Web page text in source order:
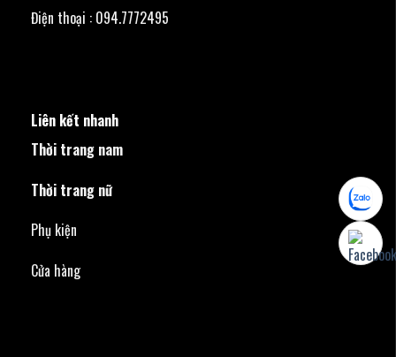
Điện thoại : 094.7772495
Liên kết nhanh
Thời trang nam
Thời trang nữ
Phụ kiện
Cửa hàng